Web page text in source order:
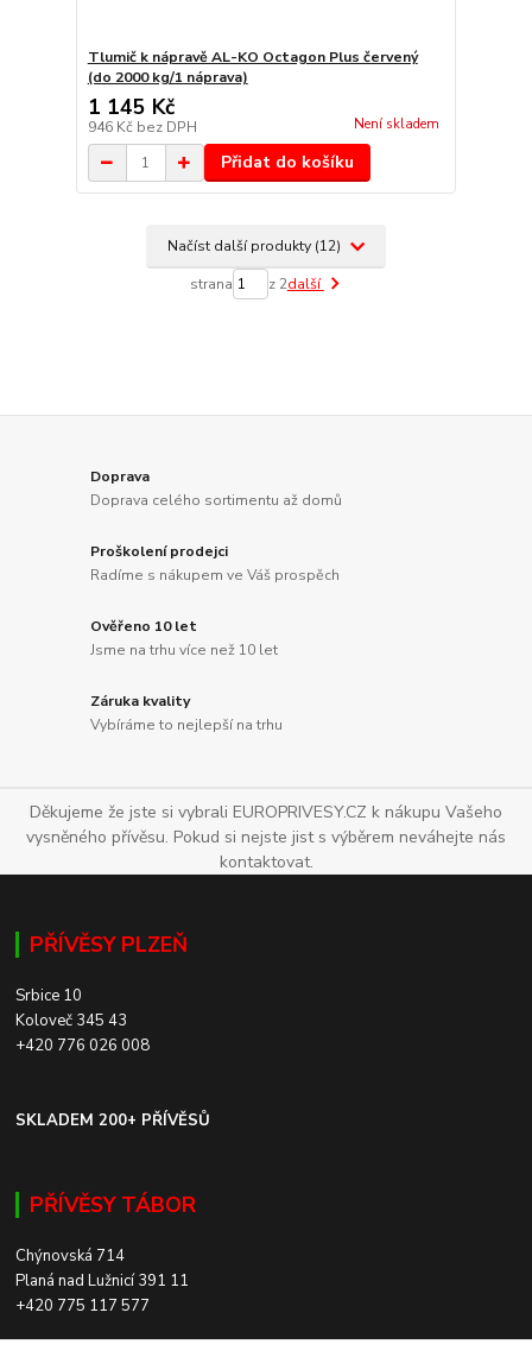
Tlumič k nápravě AL-KO Octagon Plus červený
(do 2000 kg/1 náprava)
1 145 Kč
946 Kč bez DPH Není skladem
Přidat do košíku
Načíst další produkty (12)
strana z 2další
Doprava
Doprava celého sortimentu až domů
Proškolení prodejci
Radíme s nákupem ve Váš prospěch
Ověřeno 10 let
Jsme na trhu více než 10 let
Záruka kvality
Vybíráme to nejlepší na trhu
Děkujeme že jste si vybrali EUROPRIVESY.CZ k nákupu Vašeho
vysněného přívěsu. Pokud si nejste jist s výběrem neváhejte nás
kontaktovat.
PŘÍVĚSY PLZEŇ
Srbice 10
Koloveč 345 43
+420 776 026 008
SKLADEM 200+ PŘÍVĚSŮ
PŘÍVĚSY TÁBOR
Chýnovská 714
Planá nad Lužnicí 391 11
+420 775 117 577